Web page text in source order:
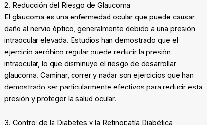
2. Reducción del Riesgo de Glaucoma
El glaucoma es una enfermedad ocular que puede causar
daño al nervio óptico, generalmente debido a una presión
intraocular elevada. Estudios han demostrado que el
ejercicio aeróbico regular puede reducir la presión
intraocular, lo que disminuye el riesgo de desarrollar
glaucoma. Caminar, correr y nadar son ejercicios que han
demostrado ser particularmente efectivos para reducir esta
presión y proteger la salud ocular.
3. Control de la Diabetes y la Retinopatía Diabética